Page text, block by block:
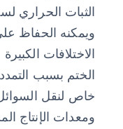
الثبات الحراري
ويمكنه الحفاظ
الاختلافات
الختم بسبب
خاص لنقل
ومعدات الإنتاج